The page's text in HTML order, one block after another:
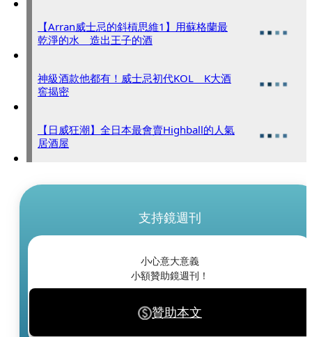
【Arran威士忌的斜槓思維1】用蘇格蘭最
乾淨的水 造出王子的酒
神級酒款他都有！威士忌初代KOL K大酒
窖揭密
【日威狂潮】全日本最會賣Highball的人氣
居酒屋
支持鏡週刊
小心意大意義
小額贊助鏡週刊！
贊助本文